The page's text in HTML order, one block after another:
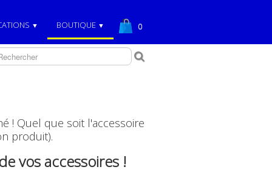
▼ BOUTIQUE ▼ 0
! Quel que soit l'accessoire
produit).
vos accessoires !